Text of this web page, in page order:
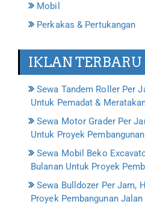
Mobil
Perkakas & Pertukangan
IKLAN TERBARU
Sewa Tandem Roller Per
Untuk Pemadat &
Sewa Motor Grader Per
Untuk Proyek
Sewa Mobil Beko
Bulanan Untuk Proyek
Sewa Bulldozer Per Jam,
Proyek Pembangunan Jalan